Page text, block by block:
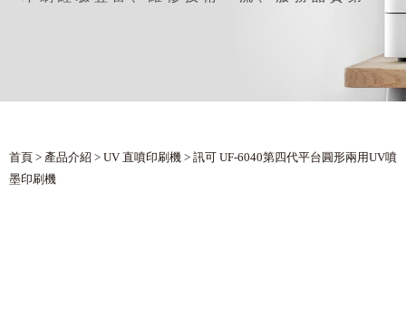
首頁 > 產品介紹 > UV 直噴印刷機 > 訊可 UF-6040第四代平台圓形兩用UV噴
墨印刷機